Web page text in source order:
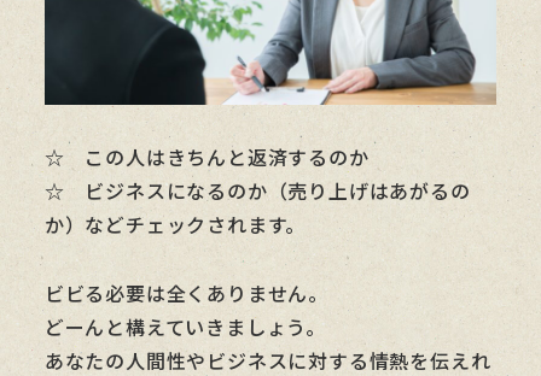
☆ この人はきちんと返済するのか
☆ ビジネスになるのか（売り上げはあがるの
か）などチェックされます。
ビビる必要は全くありません。
どーんと構えていきましょう。
あなたの人間性やビジネスに対する情熱を伝えれ